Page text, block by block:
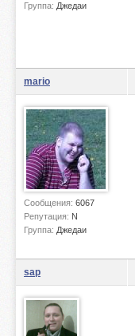
Группа: Джедаи
mario
Сообщения: 6067
Репутация: N
Группа: Джедаи
sap